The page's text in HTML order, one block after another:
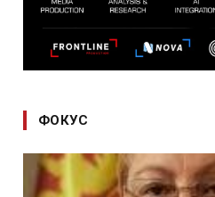
ФОКУС